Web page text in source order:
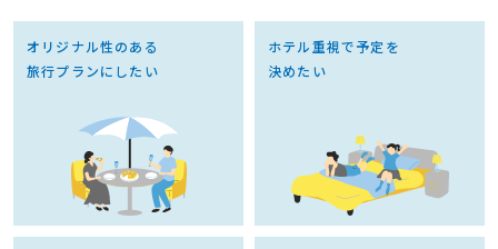
オリジナル性のある
旅行プランにしたい
ホテル重視で予定を
決めたい